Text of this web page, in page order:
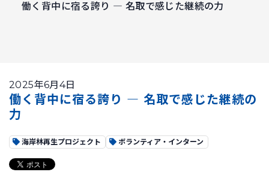
働く背中に宿る誇り ― 名取で感じた継続の力
2025年6月4日
働く背中に宿る誇り ― 名取で感じた継続の
力
海岸林再生プロジェクト ボランティア・インターン